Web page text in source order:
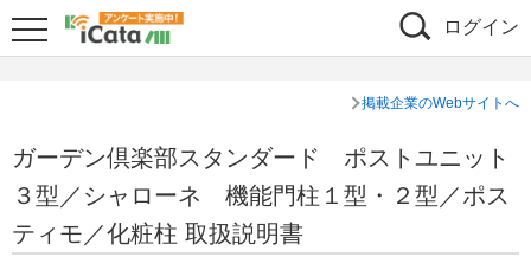
ログイン
掲載企業のWebサイトへ
ガーデン倶楽部スタンダード ポストユニット
３型／シャローネ 機能門柱１型・２型／ポス
ティモ／化粧柱 取扱説明書